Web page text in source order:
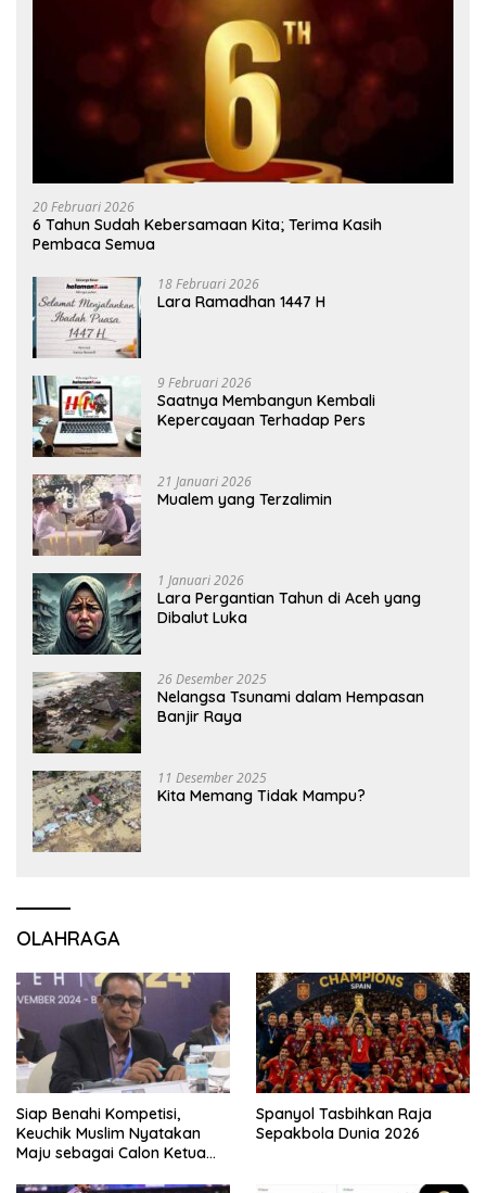
20 Februari 2026
6 Tahun Sudah Kebersamaan Kita; Terima Kasih
Pembaca Semua
18 Februari 2026
Lara Ramadhan 1447 H
9 Februari 2026
Saatnya Membangun Kembali
Kepercayaan Terhadap Pers
21 Januari 2026
Mualem yang Terzalimin
1 Januari 2026
Lara Pergantian Tahun di Aceh yang
Dibalut Luka
26 Desember 2025
Nelangsa Tsunami dalam Hempasan
Banjir Raya
11 Desember 2025
Kita Memang Tidak Mampu?
OLAHRAGA
Siap Benahi Kompetisi,
Keuchik Muslim Nyatakan
Maju sebagai Calon Ketua
Spanyol Tasbihkan Raja
Sepakbola Dunia 2026